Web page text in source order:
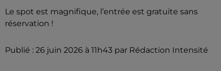
Le spot est magnifique, l’entrée est gratuite sans
réservation !
Publié : 26 juin 2026 à 11h43 par Rédaction Intensité